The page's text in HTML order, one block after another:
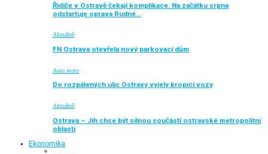
Řidiče v Ostravě čekají komplikace. Na začátku srpna
odstartuje oprava Rudné…
Aktuálně
FN Ostrava otevřela nový parkovací dům
Auto moto
Do rozpálených ulic Ostravy vyjely kropicí vozy
Aktuálně
Ostrava – Jih chce být silnou součástí ostravské metropolitní
oblasti
Ekonomika